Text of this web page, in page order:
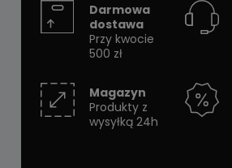
Darmowa
dostawa
Przy kwocie
500 zł
Magazyn
Produkty z
wysyłką 24h